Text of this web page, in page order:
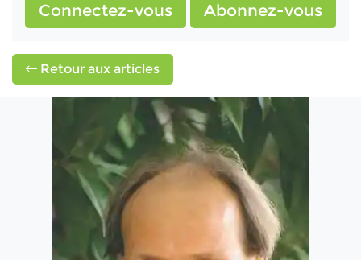
Connectez-vous Abonnez-vous
Retour aux articles